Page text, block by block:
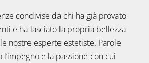
condivise da chi ha già provato
e ha lasciato la propria bellezza
nostre esperte estetiste. Parole
e la passione con cui